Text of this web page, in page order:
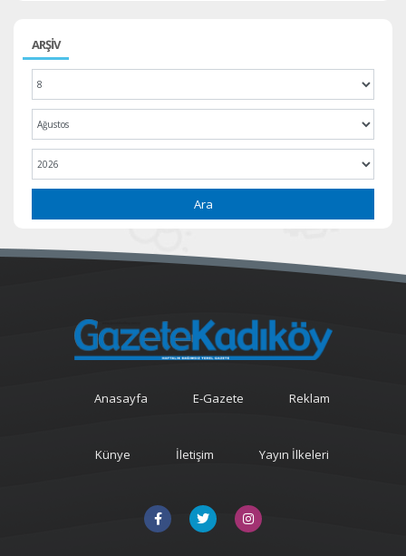
ARŞİV
Ara
Anasayfa E-Gazete Reklam
Künye İletişim Yayın İlkeleri